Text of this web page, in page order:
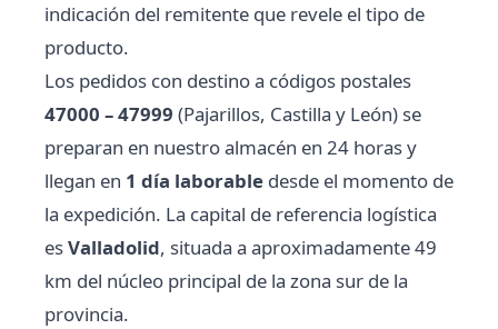
indicación del remitente que revele el tipo de
producto.
Los pedidos con destino a códigos postales
47000 – 47999 (Pajarillos, Castilla y León) se
preparan en nuestro almacén en 24 horas y
llegan en 1 día laborable desde el momento de
la expedición. La capital de referencia logística
esValladolid, situada a aproximadamente 49
km del núcleo principal de la zona sur de la
provincia.